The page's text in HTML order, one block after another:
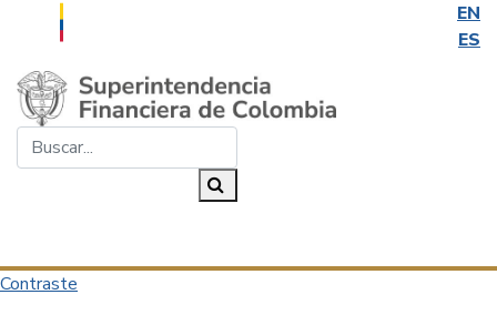
EN
ES
Saltar al contenido principal
Contraste